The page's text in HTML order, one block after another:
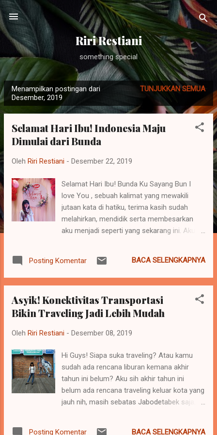
Langsung ke konten utama
Riri Restiani
something special
o
Menampilkan postingan dari
Desember, 2019
TUNJUKKAN SEMUA
Selamat Hari Ibu! Indonesia Maju
Dimulai dari Bunda
Oleh Riri Restiani - Desember 22, 2019
Selamat Hari Ibu! Bunda Ku Sayang Bun I
love You , sebuah kalimat yang mewakili
jutaan kata di hatiku, terima kasih sudah
melahirkan, mendidik serta membesarkan
aku menjadi seperti yang sekarang ini. Aku
mengandung, melahirkan sampai
membesarkan anak peranya sangat penting.
pertama anaknya, pembentukan karakter,
serta menjadi penentu tumbuh kembangnya.
sayapun bangga jadi anak SGM, karna sejak
saya dengan rutin memberi minum susu
SGM, sehingga pertumbuhan saya terpenuhi.
Bun Perjuangan mu akan kulanjutkan pada
generasiku kelak. Ternyata bukan hanya
saya yang anak SGM, tapi bunda saya
dilengkapi nutrisinya dengan susu SGM, wah
Posting Komentar BACA SELENGKAPNYA
Asyik! Konektivitas Transportasi
Bikin Traveling Jadi Lebih Mudah
Oleh Riri Restiani - Desember 08, 2019
Hi Guys! Siapa suka traveling? Atau kamu
sudah ada rencana liburan kemana akhir
tahun ini belum? Aku sih akhir tahun ini
belum ada rencana traveling keluar kota yang
jauh nih, masih sebatas Jabodetabek saja,
Posting Komentar BACA SELENGKAPNYA